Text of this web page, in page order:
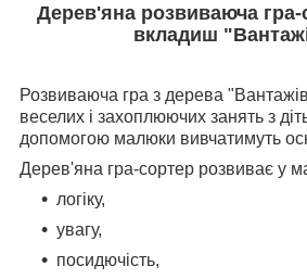
Дерев'яна розвиваюча гра-
вкладиш
Розвиваюча гра з дерева
веселих і захоплюючих занять з
допомогою малюки вивчатимуть
Дерев'яна гра-сортер розвиває у
логіку,
увагу,
посидючість,